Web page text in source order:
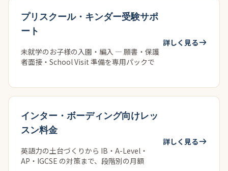
プリスクール・キンダー受験サポ
ート
未就学のお子様の入園・編入 — 願書・保護
者面接・School Visit 準備を専用パックで
詳しく見る
インター・ボーディング向けレッ
スン料金
英語力の土台づくりから IB・A-Level・
AP・IGCSE の対策まで、段階別の月額
詳しく見る